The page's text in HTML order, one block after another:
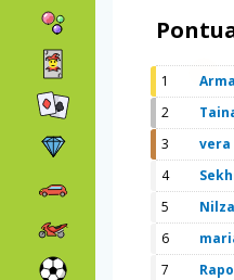
1
2
3
vera
4
5
6
7